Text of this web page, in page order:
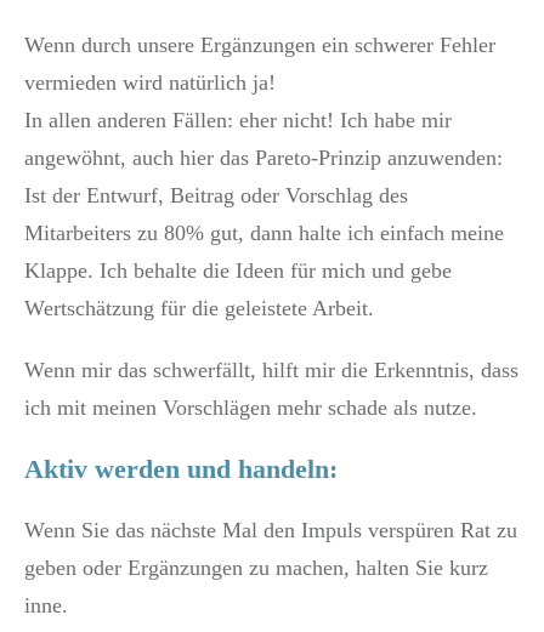
Wenn durch unsere Ergänzungen ein schwerer Fehler
vermieden wird natürlich ja!
In allen anderen Fällen: eher nicht! Ich habe mir
angewöhnt, auch hier das Pareto-Prinzip anzuwenden:
Ist der Entwurf, Beitrag oder Vorschlag des
Mitarbeiters zu 80% gut, dann halte ich einfach meine
Klappe. Ich behalte die Ideen für mich und gebe
Wertschätzung für die geleistete Arbeit.
Wenn mir das schwerfällt, hilft mir die Erkenntnis, dass
ich mit meinen Vorschlägen mehr schade als nutze.
Aktiv werden und handeln:
Wenn Sie das nächste Mal den Impuls verspüren Rat zu
geben oder Ergänzungen zu machen, halten Sie kurz
inne.